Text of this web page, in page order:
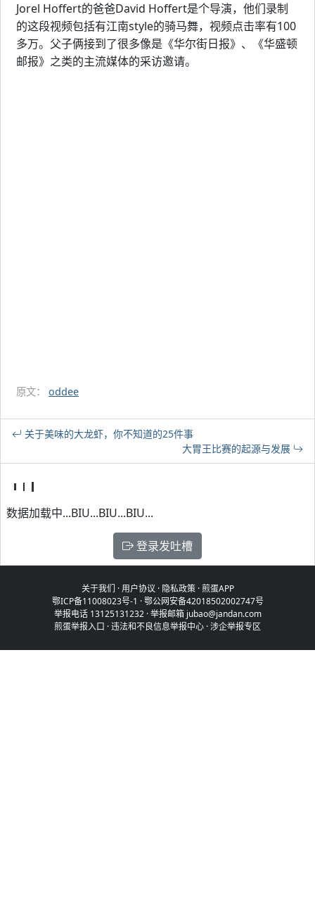
Jorel Hoffert的爸爸David Hoffert是个导演，他们录制
的这段视频包括有江南style的骑马舞，视频点击率有100
多万。父子俩接到了很多像是《华尔街日报》、《华盛顿
邮报》之类的主流媒体的采访邀请。
原文： oddee
关于美味的大龙虾，你不知道的25件事
大胃王比赛的起源与发展
数据加载中...BIU...BIU...BIU...
登录发吐槽
关于我们 ·用户协议 · 隐私政策·煎蛋APP
鄂ICP备11008023号-1 ·鄂公网安备42018502002747号
举报电话 13125131232 · 举报邮箱 jubao@jandan.com
煎蛋举报入口 ·违法和不良信息举报中心 ·涉企举报专区